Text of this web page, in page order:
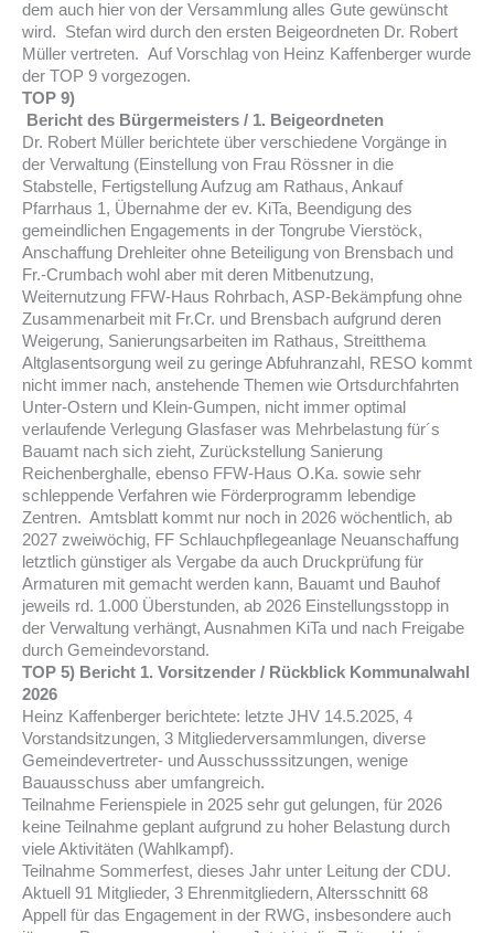
dem auch hier von der Versammlung alles Gute gewünscht
wird. Stefan wird durch den ersten Beigeordneten Dr. Robert
Müller vertreten. Auf Vorschlag von Heinz Kaffenberger wurde
der TOP 9 vorgezogen.
TOP 9)
Bericht des Bürgermeisters / 1. Beigeordneten
Dr. Robert Müller berichtete über verschiedene Vorgänge in
der Verwaltung (Einstellung von Frau Rössner in die
Stabstelle, Fertigstellung Aufzug am Rathaus, Ankauf
Pfarrhaus 1, Übernahme der ev. KiTa, Beendigung des
gemeindlichen Engagements in der Tongrube Vierstöck,
Anschaffung Drehleiter ohne Beteiligung von Brensbach und
Fr.-Crumbach wohl aber mit deren Mitbenutzung,
Weiternutzung FFW-Haus Rohrbach, ASP-Bekämpfung ohne
Zusammenarbeit mit Fr.Cr. und Brensbach aufgrund deren
Weigerung, Sanierungsarbeiten im Rathaus, Streitthema
Altglasentsorgung weil zu geringe Abfuhranzahl, RESO kommt
nicht immer nach, anstehende Themen wie Ortsdurchfahrten
Unter-Ostern und Klein-Gumpen, nicht immer optimal
verlaufende Verlegung Glasfaser was Mehrbelastung für´s
Bauamt nach sich zieht, Zurückstellung Sanierung
Reichenberghalle, ebenso FFW-Haus O.Ka. sowie sehr
schleppende Verfahren wie Förderprogramm lebendige
Zentren. Amtsblatt kommt nur noch in 2026 wöchentlich, ab
2027 zweiwöchig, FF Schlauchpflegeanlage Neuanschaffung
letztlich günstiger als Vergabe da auch Druckprüfung für
Armaturen mit gemacht werden kann, Bauamt und Bauhof
jeweils rd. 1.000 Überstunden, ab 2026 Einstellungsstopp in
der Verwaltung verhängt, Ausnahmen KiTa und nach Freigabe
durch Gemeindevorstand.
TOP 5) Bericht 1. Vorsitzender / Rückblick Kommunalwahl
2026
Heinz Kaffenberger berichtete: letzte JHV 14.5.2025, 4
Vorstandsitzungen, 3 Mitgliederversammlungen, diverse
Gemeindevertreter- und Ausschusssitzungen, wenige
Bauausschuss aber umfangreich.
Teilnahme Ferienspiele in 2025 sehr gut gelungen, für 2026
keine Teilnahme geplant aufgrund zu hoher Belastung durch
viele Aktivitäten (Wahlkampf).
Teilnahme Sommerfest, dieses Jahr unter Leitung der CDU.
Aktuell 91 Mitglieder, 3 Ehrenmitgliedern, Altersschnitt 68
Appell für das Engagement in der RWG, insbesondere auch